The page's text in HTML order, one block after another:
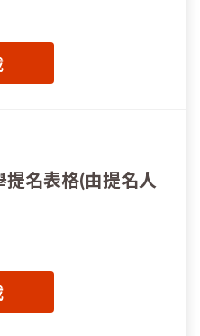
提名表格(由提名人